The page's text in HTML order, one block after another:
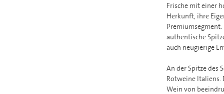
Frische mit einer
Herkunft, ihre
authentische
auch neugierige
An der Spitze des
Rotweine Italiens.
Wein von